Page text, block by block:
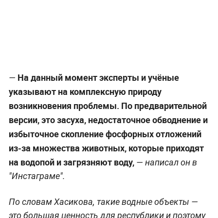
тщательную проверку этого и других водоёмов
республики. Считаю, что данный вопрос очень важен
для жителей Калмыкии, поэтому призвал все
ведомства максимально открыто освещать ход работы
над ситуацией, чтобы не давать повода для спекуляций
на нашей беде. #Калмыкия #ХальмгТаңһч #Элиста
#Элст #АршаньЗельменьскоеВодохранилище
#СарпинскийРайон #ПриродаКалмыкии
Публикация от (@batukhasikov)19 Окт 2020 в 7:43 PDT
— На данный момент эксперты и учёные
указывают на комплексную природу
возникновения проблемы. По предварительной
версии, это засуха, недостаточное обводнение и
избыточное скопление фосфорных отложений
из-за множества животных, которые приходят
на водопой и загрязняют воду,— написал он в
"Инстаграме".
По словам Хасикова, такие водные объекты —
это большая ценность для республики и поэтому